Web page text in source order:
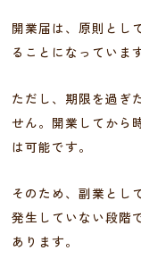
開業届は、原則とし
ることになっています
ただし、期限を過ぎ
せん。開業してから
は可能です。
そのため、副業とし
発生していない段階
あります。